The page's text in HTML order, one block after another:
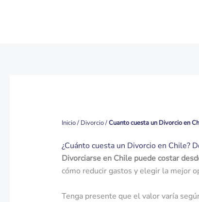
Inicio/ Divorcio/Cuanto cuesta un Divorcio en
¿Cuánto cuesta un Divorcio en Chile?
Divorciarse en Chile puede costar
cómo reducir gastos y elegir la mejor
Tenga presente que el valor varía